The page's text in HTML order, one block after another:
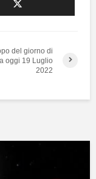
del giorno di
oggi 19 Luglio
2022